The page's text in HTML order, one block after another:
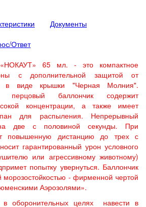
Документы
Ответ
«НОКАУТ» 65 мл. - это компактное
с дополнительной защитой от
в виде крышки "Черная Молния".
перцовый баллончик содержит
концентрации, а также имеет
для распыления. Непрерывный
две с половиной секунды. При
повышенную дистанцию до трех с
гарантированный урон условного
или агрессивному животному)
попытку увернуться. Баллончик
- фирменной чертой
Аэрозолями».
в оборонительных целях навести в